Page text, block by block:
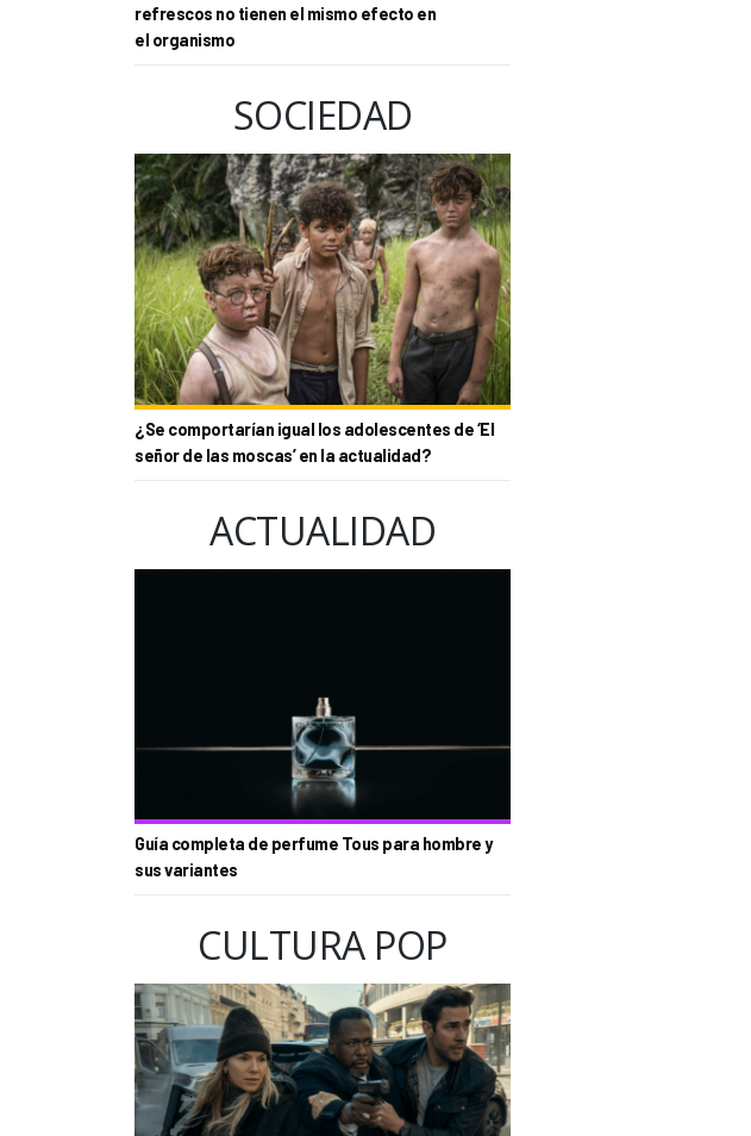
refrescos no tienen el mismo efecto en
el organismo
SOCIEDAD
¿Se comportarían igual los adolescentes de ‘El
señor de las moscas’ en la actualidad?
ACTUALIDAD
Guía completa de perfume Tous para hombre y
sus variantes
CULTURA POP